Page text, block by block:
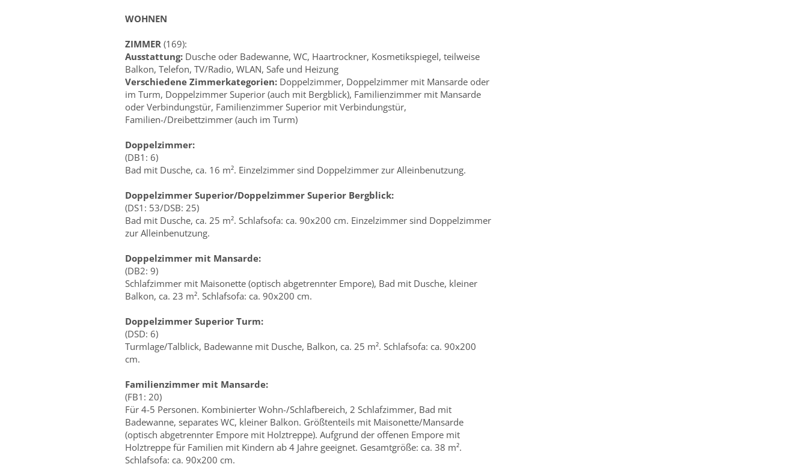
WOHNEN
ZIMMER (169):
Ausstattung: Dusche oder Badewanne, WC, Haartrockner, Kosmetikspiegel, teilweise
Balkon, Telefon, TV/Radio, WLAN, Safe und Heizung
Verschiedene Zimmerkategorien: Doppelzimmer, Doppelzimmer mit Mansarde oder
im Turm, Doppelzimmer Superior (auch mit Bergblick), Familienzimmer mit Mansarde
oder Verbindungstür, Familienzimmer Superior mit Verbindungstür,
Familien-/Dreibettzimmer (auch im Turm)
Doppelzimmer:
(DB1: 6)
Bad mit Dusche, ca. 16 m². Einzelzimmer sind Doppelzimmer zur Alleinbenutzung.
Doppelzimmer Superior/Doppelzimmer Superior Bergblick:
(DS1: 53/DSB: 25)
Bad mit Dusche, ca. 25 m². Schlafsofa: ca. 90x200 cm. Einzelzimmer sind Doppelzimmer
zur Alleinbenutzung.
Doppelzimmer mit Mansarde:
(DB2: 9)
Schlafzimmer mit Maisonette (optisch abgetrennter Empore), Bad mit Dusche, kleiner
Balkon, ca. 23 m². Schlafsofa: ca. 90x200 cm.
Doppelzimmer Superior Turm:
(DSD: 6)
Turmlage/Talblick, Badewanne mit Dusche, Balkon, ca. 25 m². Schlafsofa: ca. 90x200
cm.
Familienzimmer mit Mansarde:
(FB1: 20)
Für 4-5 Personen. Kombinierter Wohn-/Schlafbereich, 2 Schlafzimmer, Bad mit
Badewanne, separates WC, kleiner Balkon. Größtenteils mit Maisonette/Mansarde
(optisch abgetrennter Empore mit Holztreppe). Aufgrund der offenen Empore mit
Holztreppe für Familien mit Kindern ab 4 Jahre geeignet. Gesamtgröße: ca. 38 m².
Schlafsofa: ca. 90x200 cm.